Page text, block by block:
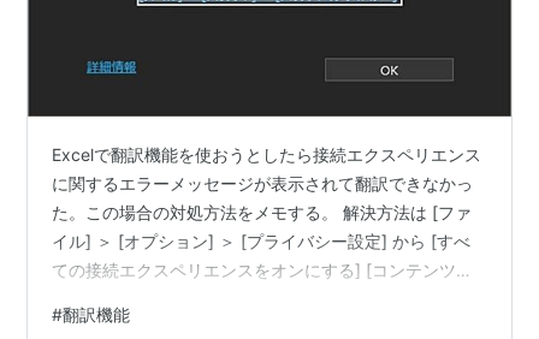
Excelで翻訳機能を使おうとしたら接続エクスペリエンス
に関するエラーメッセージが表示されて翻訳できなかっ
た。この場合の対処方法をメモする。 解決方法は [ファ
イル] ＞ [オプション] ＞ [プライバシー設定] から [すべ
ての接続エクスペリエンスをオンにする] [コンテンツを
れて、Excelを再起動したら翻訳ボタンが使えるようにな
#翻訳機能